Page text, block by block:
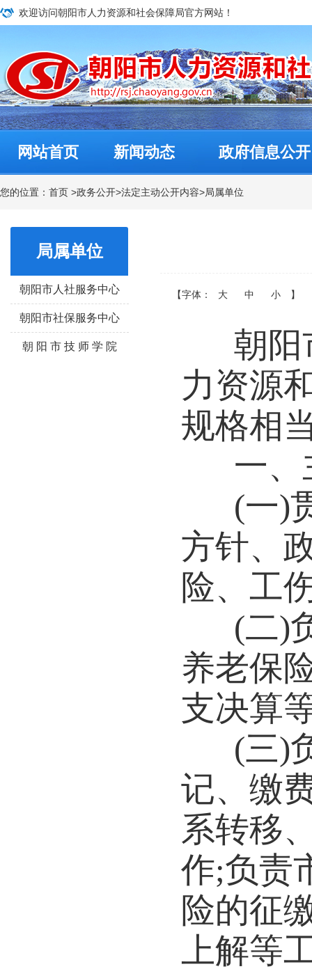
欢迎访问朝阳市人力资源和社会保障局官方网站！
网站首页 新闻动态 政府信息公开
您的位置： 首页 >政务公开>法定主动公开内容>局属单位
局属单位
朝阳市人社服务中心
朝阳市社保服务中心
朝 阳 市 技 师 学 院
【字体： 大 中 小 】
朝阳
力资源
规格相
一、
(一)
方针、
险、工
(二)
养老保
支决算
(三)
记、缴
系转移
作;负责
险的征
上解等